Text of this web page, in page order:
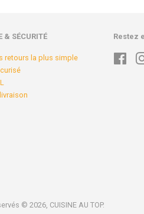
& SÉCURITÉ
retours la plus simple
Restez
© 2026, CUISINE AU TOP.